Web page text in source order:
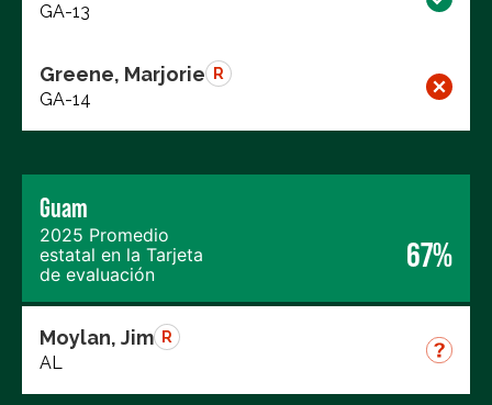
GA-13
Greene, Marjorie R
GA-14
Guam
2025 Promedio
estatal en la Tarjeta
de evaluación
67%
Moylan, Jim R
AL